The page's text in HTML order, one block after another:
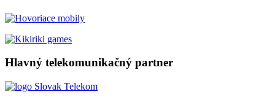
Hlavný telekomunikačný partner